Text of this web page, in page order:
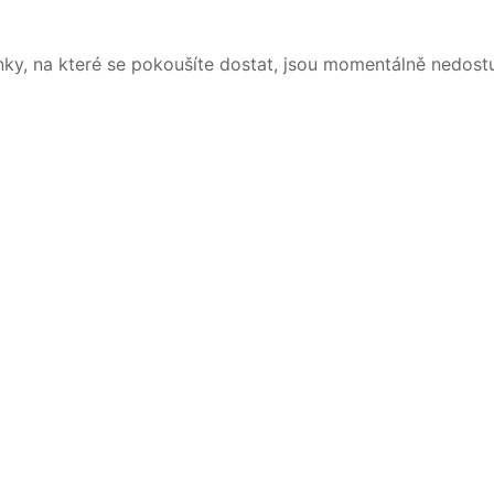
na které se pokoušíte dostat, jsou momentálně